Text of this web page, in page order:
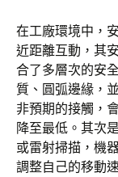
在工廠環境中，
近距離互動，其
合了多層次的安
質、圓弧邊緣，
非預期的接觸，
降至最低。其次
或雷射掃描，機
調整自己的移動